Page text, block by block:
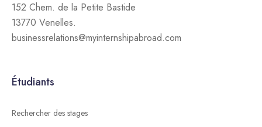
152 Chem. de la Petite Bastide
13770 Venelles.
businessrelations@myinternshipabroad.com
Étudiants
Rechercher des stages